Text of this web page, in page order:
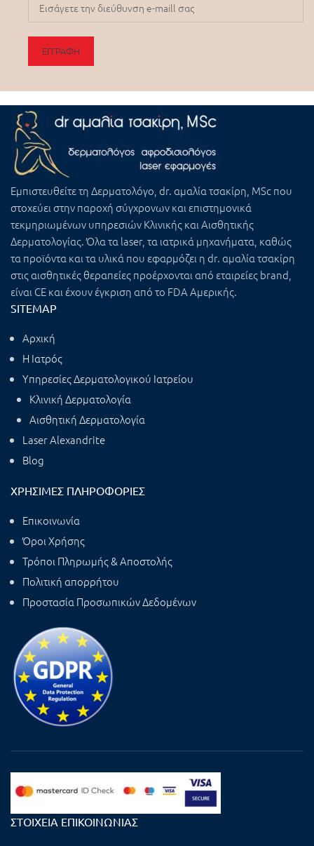
Εμπιστευθείτε τηΔερματολόγο, dr. αμαλία τσακίρη, MScπου
στοχεύει στην παροχή σύγχρονων και επιστημονικά
τεκμηριωμένων υπηρεσιών Κλινικής και Αισθητικής
Δερματολογίας. Όλα τα laser, τα ιατρικά μηχανήματα, καθώς
τα προϊόντα και τα υλικά που εφαρμόζει η dr. αμαλία τσακίρη
στις αισθητικές θεραπείες προέρχονται από εταιρείες brand,
είναι CE και έχουν έγκριση από το FDA Αμερικής.
SITEMAP
Αρχική
Η Ιατρός
Υπηρεσίες Δερματολογικού Ιατρείου
Κλινική Δερματολογία
Αισθητική Δερματολογία
Laser Alexandrite
Blog
ΧΡΉΣΙΜΕΣ ΠΛΗΡΟΦΟΡΊΕΣ
Επικοινωνία
Όροι Χρήσης
Τρόποι Πληρωμής & Αποστολής
Πολιτική απορρήτου
Προστασία Προσωπικών Δεδομένων
ΣΤΟΙΧΕΊΑ ΕΠΙΚΟΙΝΩΝΊΑΣ